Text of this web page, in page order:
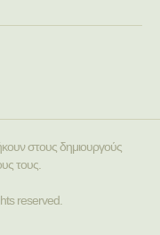
στους δημιουργούς
τους.
reserved.